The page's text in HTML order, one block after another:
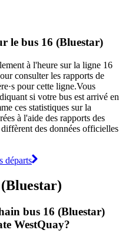
le bus 16 (Bluestar)
à l'heure sur la ligne 16
consulter les rapports de
pour cette ligne.Vous
si votre bus est arrivé en
ces statistiques sur la
à l'aide des rapports des
diffèrent des données officielles
départs
bus 16 (Bluestar)
WestQuay?